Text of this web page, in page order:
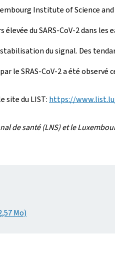
Institute of Science
du SARS-CoV-2 dans
du signal. Des
le SRAS-CoV-2 a été observé
site du LIST: https://
de santé (LNS) et le
Mo)